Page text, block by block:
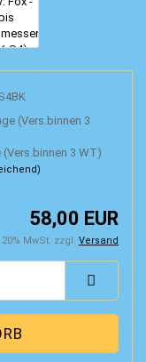
(Vers.binnen 3 WT)
58,00 EUR
MwSt. zzgl. Versand